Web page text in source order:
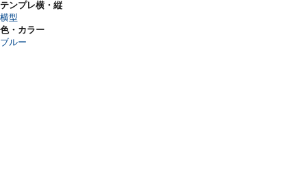
テンプレ横・縦
横型
色・カラー
ブルー